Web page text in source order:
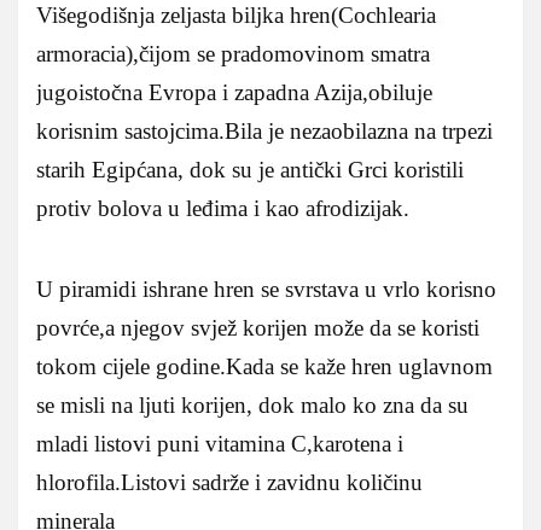
Višegodišnja zeljasta biljka hren(Cochlearia
armoracia),čijom se pradomovinom smatra
jugoistočna Evropa i zapadna Azija,obiluje
korisnim sastojcima.Bila je nezaobilazna na trpezi
starih Egipćana, dok su je antički Grci koristili
protiv bolova u leđima i kao afrodizijak.
U piramidi ishrane hren se svrstava u vrlo korisno
povrće,a njegov svjež korijen može da se koristi
tokom cijele godine.Kada se kaže hren uglavnom
se misli na ljuti korijen, dok malo ko zna da su
mladi listovi puni vitamina C,karotena i
hlorofila.Listovi sadrže i zavidnu količinu
minerala